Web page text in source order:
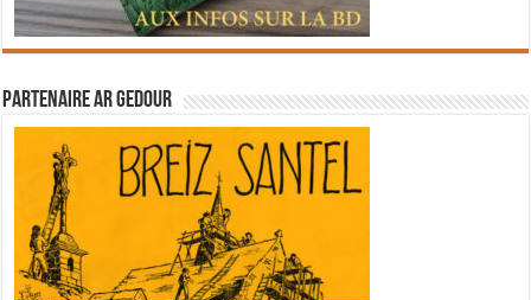
Partenaire Ar Gedour